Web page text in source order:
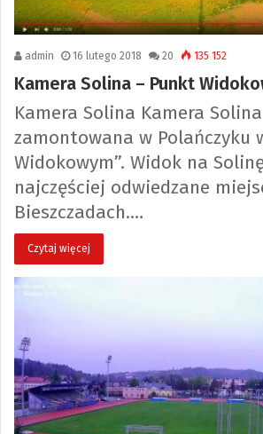
admin 16 lutego 2018 20 135 152
Kamera Solina – Punkt
Kamera Solina Kamera Solina
zamontowana w Polańczyku
Widokowym”. Widok na
najczęściej odwiedzane
Bieszczadach.…
Czytaj więcej